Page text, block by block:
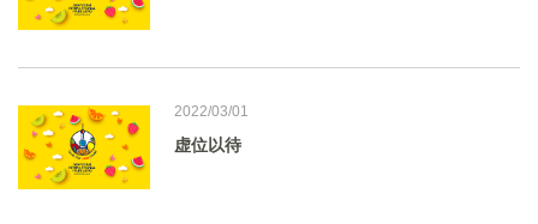
2022/03/01
虚位以待